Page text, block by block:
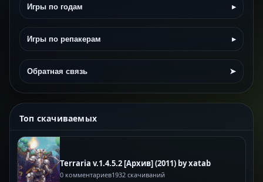
Игры по годам ▸
Игры по репакерам ▸
Обратная связь ➤
Топ скачиваемых
Terraria v.1.4.5.2 [Архив] (2011) by xatab
0 комментариев1932 скачиваний